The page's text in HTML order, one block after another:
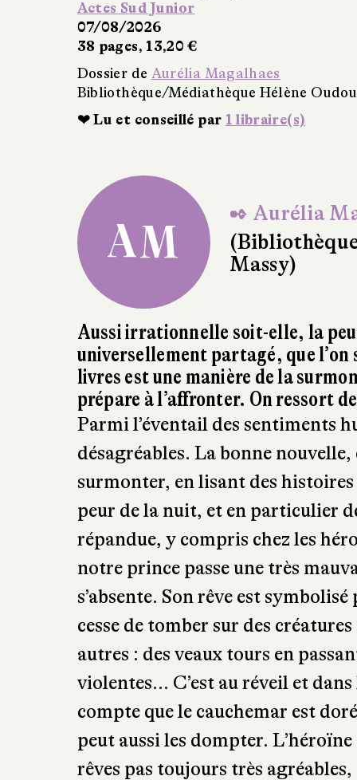
AM
✒ Aurélia
Massy)
Aussi irrationnelle soit-elle, la
universellement partagé, que
livres est une manière de la
prépare à l’affronter. On ressort
Parmi l’éventail des sentiments
désagréables. La bonne nouvelle,
surmonter, en lisant des
peur de la nuit, et en particulier
répandue, y compris chez les
notre prince passe une très
s’absente. Son rêve est
cesse de tomber sur des
autres : des veaux tours en
violentes… C’est au réveil et
compte que le cauchemar est
peut aussi les dompter.
rêves pas toujours très